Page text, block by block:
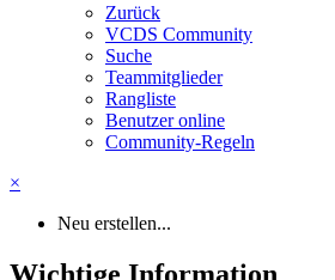
Zurück
VCDS Community
Suche
Teammitglieder
Rangliste
Benutzer online
Community-Regeln
×
Neu erstellen...
Wichtige Information